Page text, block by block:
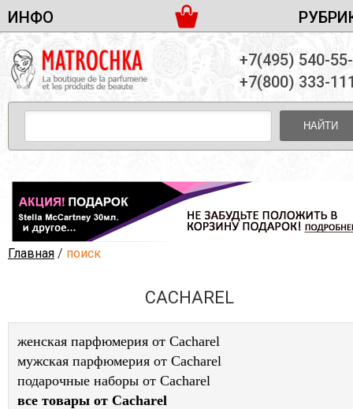
ИНФО
ДОСТАВКА И ОПЛАТА
ПАРТНЕРСТВО
КОНТАКТЫ
ЖЕНСКАЯ ПАРФЮМЕРИЯ
МУЖСКАЯ ПАРФЮМЕРИЯ
УНИСЕКС ПАРФЮМЕРИЯ
ЖЕНСКИЕ НАБОРЫ
МУЖСКИЕ НАБОРЫ
УНИСЕКС НАБОРЫ
УХОД ЗА ЛИЦОМ
ДЕКОРАТИВНАЯ КОСМЕТИКА
+7(495) 540-
+7(800) 333-
НАЙТИ
Главная / поиск
CACHAREL
женская парфюмерия от Cacharel
мужская парфюмерия от Cacharel
подарочные наборы от Cacharel
все товары от Cacharel